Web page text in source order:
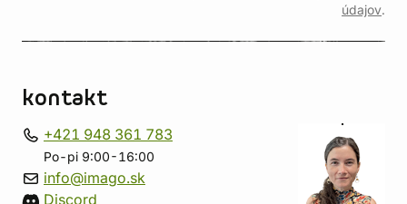
údajov.
kontakt
+421 948 361 783
Po-pi 9:00-16:00
info@imago.sk
Discord